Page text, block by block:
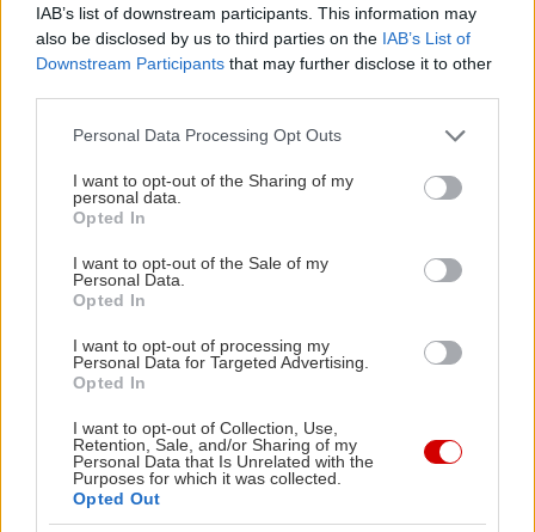
IAB’s list of downstream participants. This information may
also be disclosed by us to third parties on the IAB’s List of
Downstream Participants that may further disclose it to other
Please note that this website/app uses one or more Google
not limited to your visit or usage behaviour. You may click to
grant or deny consent to Google and its third-party tags to
use your data for below specified purposes in below Google
consent section.
Personal Data Processing Opt Outs
I want to opt-out of the Sharing of my
personal data.
Opted In
I want to opt-out of the Sale of my
Personal Data.
Opted In
I want to opt-out of processing my
Personal Data for Targeted Advertising.
Opted In
I want to opt-out of Collection, Use,
Retention, Sale, and/or Sharing of my
Personal Data that Is Unrelated with the
Purposes for which it was collected.
Opted Out
Το Kubara Project, ύστερα από περισσότερα από
αυθορμητισμό και τη ζεστασιά που το
χαρακτήρισαν από την πρώτη του εμφάνιση. Η
Μάρθα Φριντζήλα
δημιουργικές στιγμές της, πλαισιώνεται από
δεξιοτέχνες μουσικούς σε ένα πρόγραμμα που
ξένων συνθετών των δύο τελευταίων αιώνων,
καθώς και υλικό από την προσωπική δισκογραφία
της ίδιας και τωναδελφών Καλογεράκη
Συμμετέχουν:Αντώνης Μαράτος(κοντραμπάσο),
Βασίλης Μαντζούκης(τύμπανα),
Παναγιωτόπουλος(τρομπόνι, πλήκτρα,